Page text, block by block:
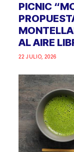
PICNIC
AL AIRE
22 JULIO, 2026